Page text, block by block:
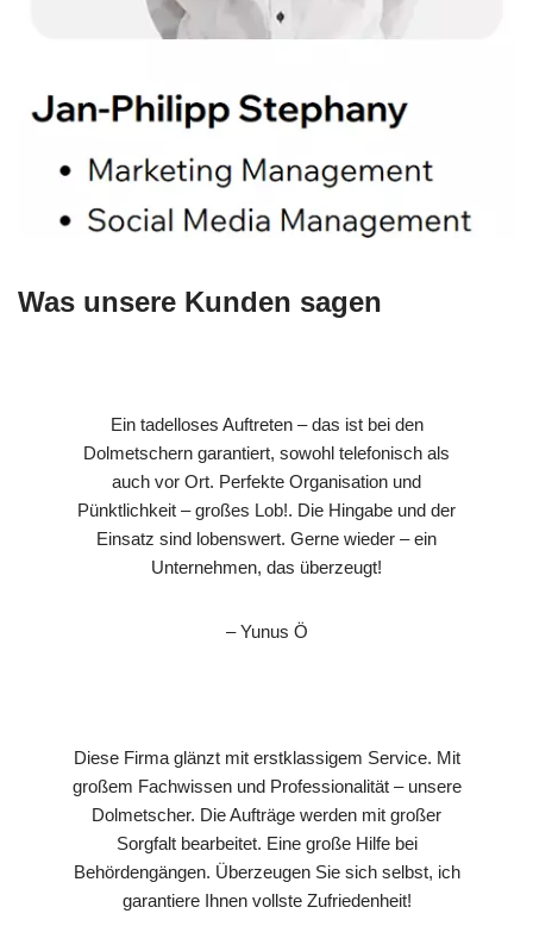
Was unsere Kunden sagen
Ein tadelloses Auftreten – das ist bei den
Dolmetschern garantiert, sowohl telefonisch als
auch vor Ort. Perfekte Organisation und
Pünktlichkeit – großes Lob!. Die Hingabe und der
Einsatz sind lobenswert. Gerne wieder – ein
Unternehmen, das überzeugt!
– Yunus Ö
Diese Firma glänzt mit erstklassigem Service. Mit
großem Fachwissen und Professionalität – unsere
Dolmetscher. Die Aufträge werden mit großer
Sorgfalt bearbeitet. Eine große Hilfe bei
Behördengängen. Überzeugen Sie sich selbst, ich
garantiere Ihnen vollste Zufriedenheit!